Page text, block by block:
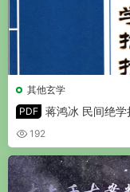
其他玄学
PDF 蒋鸿冰 民间绝学
算 PDF 196页
192